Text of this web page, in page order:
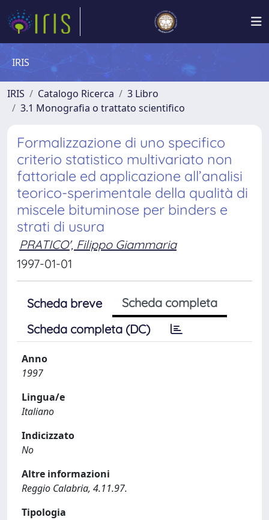
IRIS
IRIS Catalogo Ricerca
3 Libro
3.1 Monografia o trattato scientifico
Formalizzazione di uno specifico
criterio statistico multivariato non
fattoriale ed applicazione all’analisi
teorico-sperimentale della qualità di
miscele bituminose per binders e
strati di usura
PRATICO', Filippo Giammaria
1997-01-01
Scheda breve
Scheda completa
Scheda completa (DC)
Anno
1997
Lingua/e
Italiano
Indicizzato
No
Altre informazioni
Reggio Calabria, 4.11.97.
Tipologia